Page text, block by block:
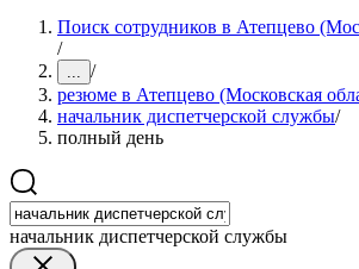
Поиск сотрудников в Атепцево
/
... /
резюме в Атепцево (Московская
начальник диспетчерской службы/
полный день
начальник диспетчерской службы